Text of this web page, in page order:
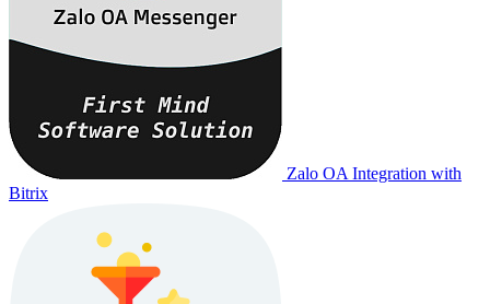
Zalo OA Integration with
Bitrix